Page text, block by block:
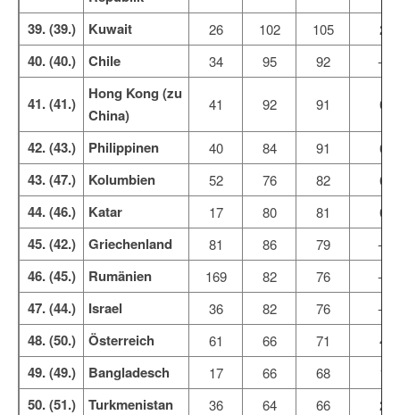
39. (39.) Kuwait 26 102 105 2
40. (40.) Chile 34 95 92 -2
41. (41.)
Hong Kong (zu
China)
41 92 91 0
42. (43.) Philippinen 40 84 91 6
43. (47.) Kolumbien 52 76 82 6
44. (46.) Katar 17 80 81 0
45. (42.) Griechenland 81 86 79 -7
46. (45.) Rumänien 169 82 76 -5
47. (44.) Israel 36 82 76 -6
48. (50.) Österreich 61 66 71 4
49. (49.) Bangladesch 17 66 68 1
50. (51.) Turkmenistan 36 64 66 2